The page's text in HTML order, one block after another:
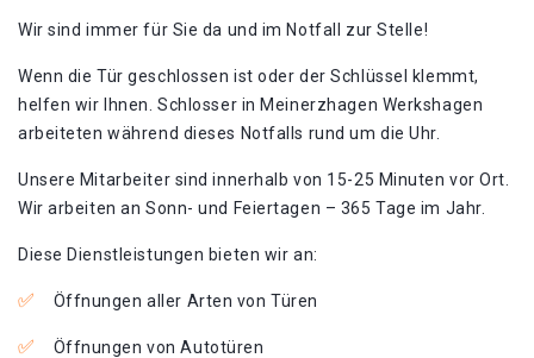
Wir sind immer für Sie da und im Notfall zur Stelle!
Wenn die Tür geschlossen ist oder der Schlüssel klemmt,
helfen wir Ihnen. Schlosser in Meinerzhagen Werkshagen
arbeiteten während dieses Notfalls rund um die Uhr.
Unsere Mitarbeiter sind innerhalb von 15-25 Minuten vor Ort.
Wir arbeiten an Sonn- und Feiertagen – 365 Tage im Jahr.
Diese Dienstleistungen bieten wir an:
Öffnungen aller Arten von Türen
Öffnungen von Autotüren